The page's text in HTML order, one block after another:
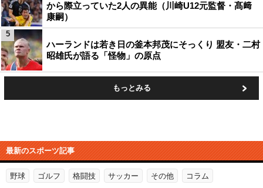
から際立っていた2人の異能（川崎U12元監督・髙﨑
康嗣）
ハーランドは若き日の釜本邦茂にそっくり 盟友・二村
昭雄氏が語る「怪物」の原点
5
もっとみる
最新のスポーツ記事
野球 ゴルフ 格闘技 サッカー その他 コラム